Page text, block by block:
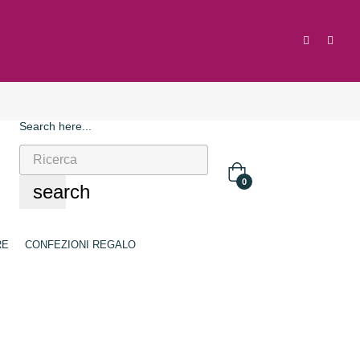
Search here...
search 0
CONFEZIONI REGALO